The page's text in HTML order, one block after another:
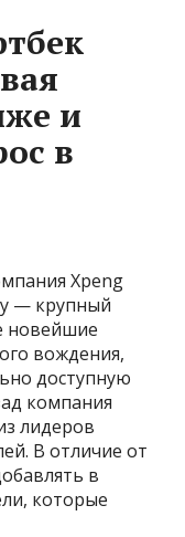
и
в
Xpeng
— крупный
новейшие
вождения,
доступную
компания
лидеров
В отличие от
в
которые